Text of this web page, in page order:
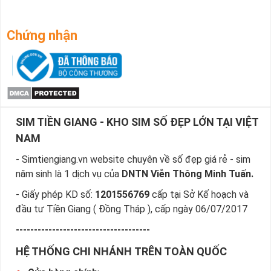
Chứng nhận
SIM TIỀN GIANG - KHO SIM SỐ ĐẸP LỚN TẠI VIỆT
NAM
- Simtiengiang.vn website chuyên về số đẹp giá rẻ - sim
năm sinh là 1 dịch vụ của DNTN Viễn Thông Minh Tuấn.
- Giấy phép KD số: 1201556769 cấp tại Sở Kế hoạch và
đầu tư Tiền Giang ( Đồng Tháp ), cấp ngày 06/07/2017
-------------------------------------
HỆ THỐNG CHI NHÁNH TRÊN TOÀN QUỐC